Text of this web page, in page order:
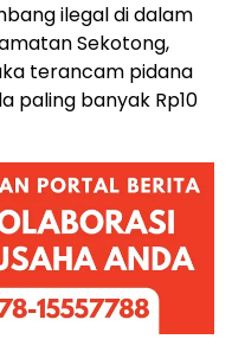
ilegal di dalam
Sekotong,
terancam pidana
paling banyak Rp10